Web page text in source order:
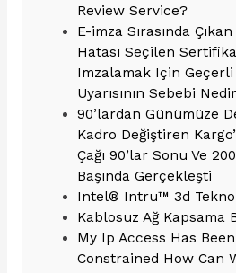
Review Service?
E-imza Sırasında
Hatası Seçilen
Imzalamak Için Geçerli
Uyarısının Sebebi
90’lardan Günümüze
Kadro Değiştiren
Çağı 90’lar Sonu Ve
Başında Gerçekleşti
Intel® Intru™ 3d
Kablosuz Ağ Kapsama
My Ip Access Has Been
Constrained How Can